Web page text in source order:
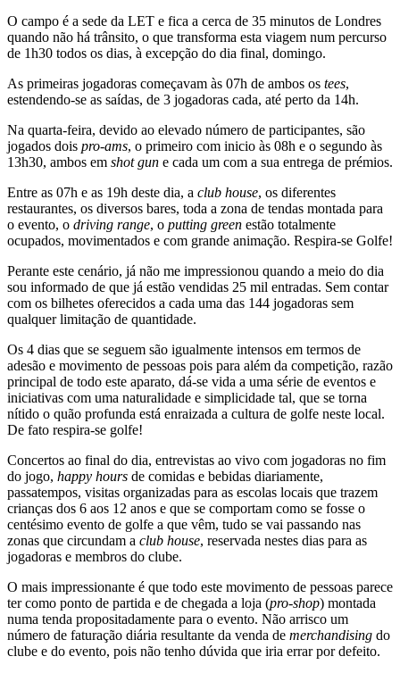
O campo é a sede da LET e fica a cerca de 35 minutos de Londres
quando não há trânsito, o que transforma esta viagem num percurso
de 1h30 todos os dias, à excepção do dia final, domingo.
As primeiras jogadoras começavam às 07h de ambos os tees,
estendendo-se as saídas, de 3 jogadoras cada, até perto da 14h.
Na quarta-feira, devido ao elevado número de participantes, são
jogados dois pro-ams, o primeiro com inicio às 08h e o segundo às
13h30, ambos em shot gun e cada um com a sua entrega de prémios.
Entre as 07h e as 19h deste dia, a club house, os diferentes
restaurantes, os diversos bares, toda a zona de tendas montada para
o evento, o driving range, o putting green estão totalmente
ocupados, movimentados e com grande animação. Respira-se Golfe!
Perante este cenário, já não me impressionou quando a meio do dia
sou informado de que já estão vendidas 25 mil entradas. Sem contar
com os bilhetes oferecidos a cada uma das 144 jogadoras sem
qualquer limitação de quantidade.
Os 4 dias que se seguem são igualmente intensos em termos de
adesão e movimento de pessoas pois para além da competição, razão
principal de todo este aparato, dá-se vida a uma série de eventos e
iniciativas com uma naturalidade e simplicidade tal, que se torna
nítido o quão profunda está enraizada a cultura de golfe neste local.
De fato respira-se golfe!
Concertos ao final do dia, entrevistas ao vivo com jogadoras no fim
do jogo, happy hours de comidas e bebidas diariamente,
passatempos, visitas organizadas para as escolas locais que trazem
crianças dos 6 aos 12 anos e que se comportam como se fosse o
centésimo evento de golfe a que vêm, tudo se vai passando nas
zonas que circundam a club house, reservada nestes dias para as
jogadoras e membros do clube.
O mais impressionante é que todo este movimento de pessoas parece
ter como ponto de partida e de chegada a loja (pro-shop) montada
numa tenda propositadamente para o evento. Não arrisco um
número de faturação diária resultante da venda de merchandising do
clube e do evento, pois não tenho dúvida que iria errar por defeito.